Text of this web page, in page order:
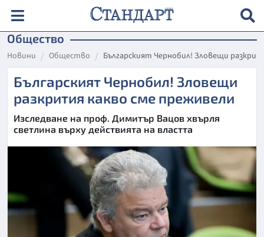
Общество
Новини Общество Българският Чернобил! Зловещи
Българският Чернобил! Зловещи
разкрития какво сме преживели
Изследване на проф. Димитър Вацов хвърля
светлина върху действията на властта